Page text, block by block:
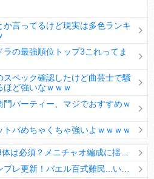
方がええやろか？
の手術を無事に終了
か言ってるけど現実は多色ランキ
ラの最強順位トップ3これってま
スペック確認したけど曲芸士で騒
ほど強いなｗｗｗ
門パーティー、マジでおすすめｗ
トパめちゃくちゃ強いよｗｗｗｗ